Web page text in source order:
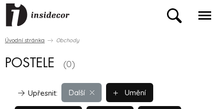
Úvodní stránka Obchody
POSTELE (0)
Další
Upřesnit: Umění